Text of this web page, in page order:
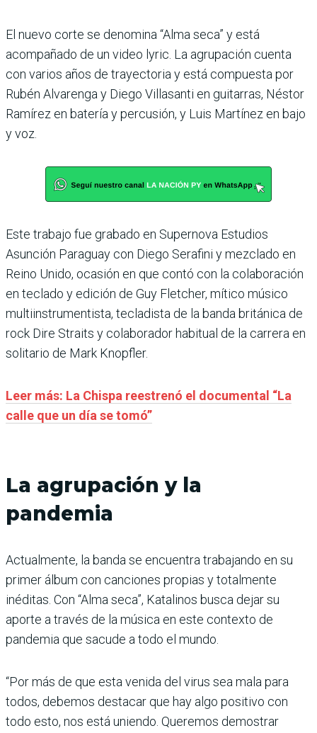
El nuevo corte se denomina “Alma seca” y está
acompañado de un video lyric. La agrupación cuenta
con varios años de trayectoria y está compuesta por
Rubén Alvarenga y Diego Villasanti en guitarras, Néstor
Ramírez en batería y percusión, y Luis Martínez en bajo
y voz.
Este trabajo fue grabado en Supernova Estudios
Asunción Paraguay con Diego Serafini y mezclado en
Reino Unido, ocasión en que contó con la colaboración
en teclado y edición de Guy Fletcher, mítico músico
multiinstrumentista, tecladista de la banda británica de
rock Dire Straits y colaborador habitual de la carrera en
solitario de Mark Knopfler.
Leer más: La Chispa reestrenó el documental “La
calle que un día se tomó”
La agrupación y la
pandemia
Actualmente, la banda se encuentra trabajando en su
primer álbum con canciones propias y totalmente
inéditas. Con “Alma seca”, Katalinos busca dejar su
aporte a través de la música en este contexto de
pandemia que sacude a todo el mundo.
“Por más de que esta venida del virus sea mala para
todos, debemos destacar que hay algo positivo con
todo esto, nos está uniendo. Queremos demostrar